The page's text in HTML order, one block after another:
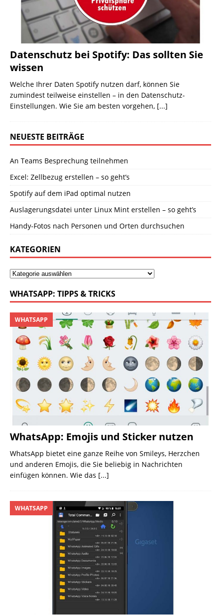
Datenschutz bei Spotify: Das sollten Sie
wissen
Welche Ihrer Daten Spotify nutzen darf, können Sie
zumindest teilweise einstellen – in den Datenschutz-
Einstellungen. Wie Sie am besten vorgehen, [...]
NEUESTE BEITRÄGE
An Teams Besprechung teilnehmen
Excel: Zellbezug erstellen – so geht’s
Spotify auf dem iPad optimal nutzen
Auslagerungsdatei unter Linux Mint erstellen – so geht’s
Handy-Fotos nach Personen und Orten durchsuchen
KATEGORIEN
WHATSAPP: TIPPS & TRICKS
WhatsApp: Emojis und Sticker nutzen
WHATSAPP
WhatsApp bietet eine ganze Reihe von Smileys, Herzchen
und anderen Emojis, die Sie beliebig in Nachrichten
einfügen können. Wie das [...]
WHATSAPP